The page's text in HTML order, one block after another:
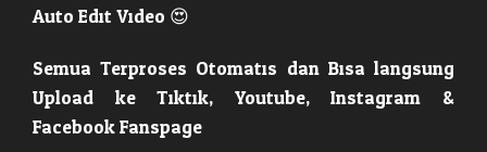
Auto Edit Video 😍
Semua Terproses Otomatis dan Bisa langsung
Upload ke Tiktik, Youtube, Instagram &
Facebook Fanspage